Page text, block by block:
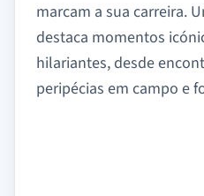
marcam a sua carreira.
destaca momentos
hilariantes, desde
peripécias em campo e